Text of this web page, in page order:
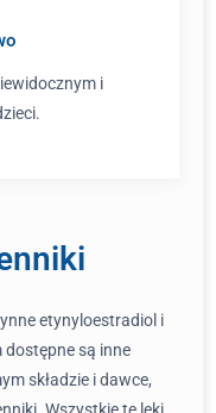
i
etynyloestradiol i
są inne
składzie i dawce,